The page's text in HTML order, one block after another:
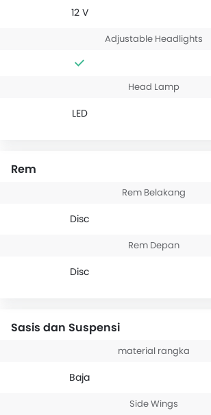
12 V
Adjustable Headlights
Head Lamp
LED
Rem
Rem Belakang
Disc
Rem Depan
Disc
Sasis dan Suspensi
material rangka
Baja
Side Wings